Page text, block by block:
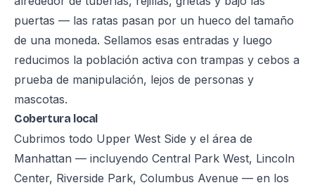
puertas — las ratas pasan por un hueco del tamaño
de una moneda. Sellamos esas entradas y luego
reducimos la población activa con trampas y cebos a
prueba de manipulación, lejos de personas y
mascotas.
Cobertura local
Cubrimos todo Upper West Side y el área de
Manhattan — incluyendo Central Park West, Lincoln
Center, Riverside Park, Columbus Avenue — en los